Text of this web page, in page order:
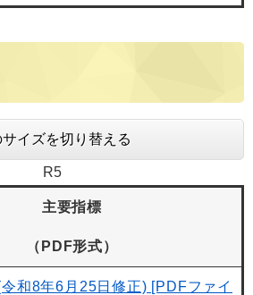
イズを切り替える
R5
主要指標
（PDF形式）
和8年6月25日修正) [PDFファイ